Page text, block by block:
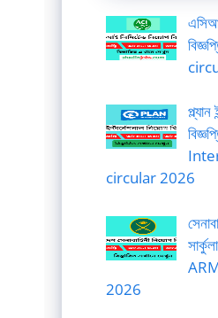
প্ল্যান
circular 2026
2026